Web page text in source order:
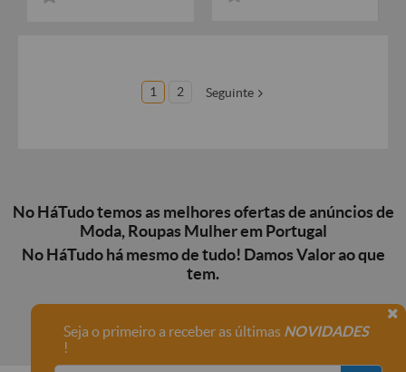
1 2 Seguinte
No HáTudo temos as melhores ofertas de anúncios de
Moda, Roupas Mulher em Portugal
No HáTudo há mesmo de tudo! Damos Valor ao que
tem.
Seja o primeiro a receber as últimas NOVIDADES
!